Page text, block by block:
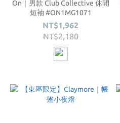
On｜男款 Club Collective 休閒
短袖 #ON1MG1071
NT$1,962
NT$2,180